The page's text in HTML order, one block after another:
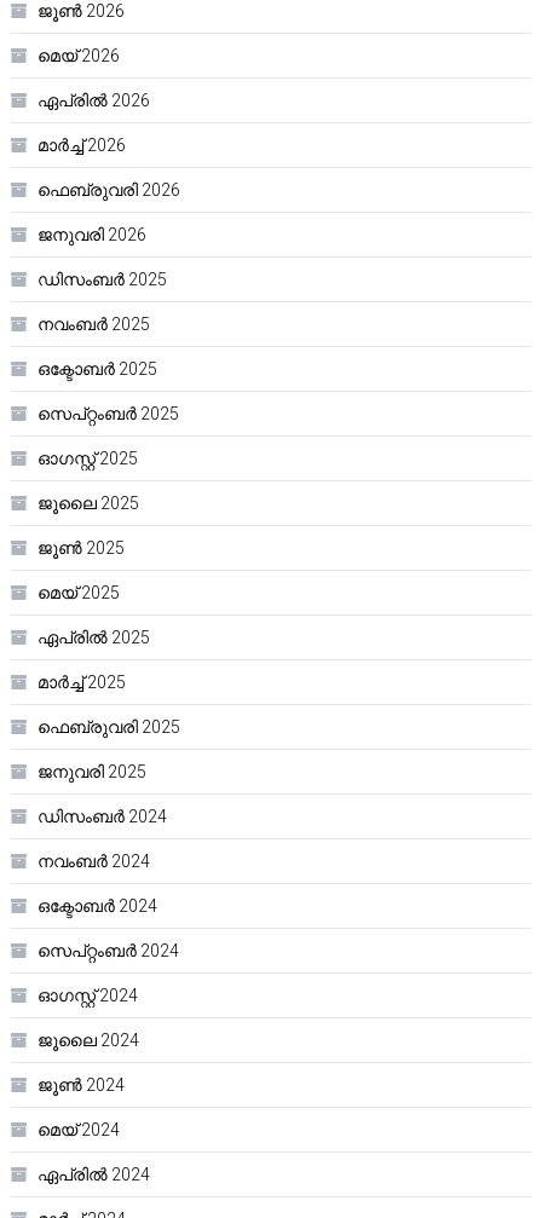
ജൂൺ 2026
മെയ്‌ 2026
ഏപ്രിൽ 2026
മാർച്ച്‌ 2026
ഫെബ്രുവരി 2026
ജനുവരി 2026
ഡിസംബർ 2025
നവംബർ 2025
ഒക്ടോബർ 2025
സെപ്റ്റംബർ 2025
ഓഗസ്റ്റ്‌ 2025
ജൂലൈ 2025
ജൂൺ 2025
മെയ്‌ 2025
ഏപ്രിൽ 2025
മാർച്ച്‌ 2025
ഫെബ്രുവരി 2025
ജനുവരി 2025
ഡിസംബർ 2024
നവംബർ 2024
ഒക്ടോബർ 2024
സെപ്റ്റംബർ 2024
ഓഗസ്റ്റ്‌ 2024
ജൂലൈ 2024
ജൂൺ 2024
മെയ്‌ 2024
ഏപ്രിൽ 2024